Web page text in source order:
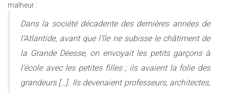
malheur :
Dans la société décadente des dernières années de
l’Atlantide, avant que l’île ne subisse le châtiment de
la Grande Déesse, on envoyait les petits garçons à
l’école avec les petites filles ; ils avaient la folie des
grandeurs […]. Ils devenaient professeurs, architectes,